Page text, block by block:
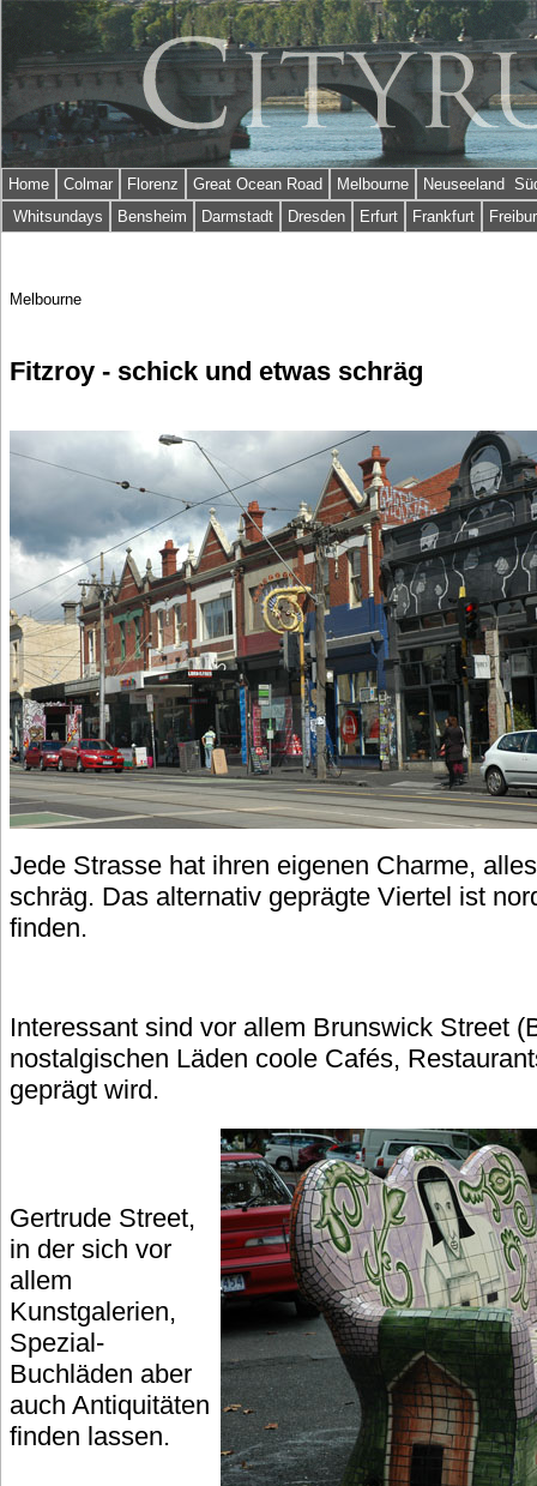
Home Colmar Florenz Great Ocean Road Melbourne
Neuseeland
Whitsundays
Bensheim Darmstadt Dresden Erfurt Frankfurt
Melbourne
Fitzroy - schick und etwas schräg
Jede Strasse hat ihren eigenen Charme,
schräg. Das alternativ geprägte Viertel ist
finden.
Interessant sind vor allem Brunswick Street
nostalgischen Läden coole Cafés,
geprägt wird.
Gertrude Street,
in der sich vor
allem
Kunstgalerien,
Spezial-
Buchläden aber
auch Antiquitäten
finden lassen.